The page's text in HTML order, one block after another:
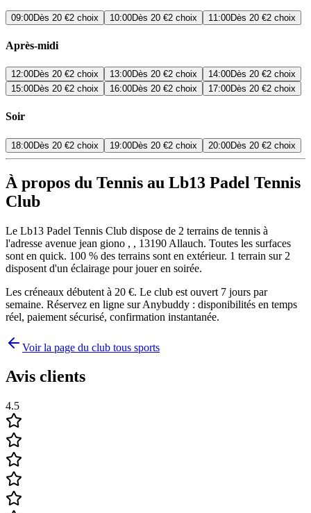
09:00Dès 20 €2 choix 10:00Dès 20 €2 choix 11:00Dès 20 €2 choix
Après-midi
12:00Dès 20 €2 choix 13:00Dès 20 €2 choix 14:00Dès 20 €2 choix
15:00Dès 20 €2 choix 16:00Dès 20 €2 choix 17:00Dès 20 €2 choix
Soir
18:00Dès 20 €2 choix 19:00Dès 20 €2 choix 20:00Dès 20 €2 choix
À propos du Tennis au Lb13 Padel Tennis
Club
Le Lb13 Padel Tennis Club dispose de 2 terrains de tennis à
l'adresse avenue jean giono , , 13190 Allauch. Toutes les surfaces
sont en quick. 100 % des terrains sont en extérieur. 1 terrain sur 2
disposent d'un éclairage pour jouer en soirée.
Les créneaux débutent à 20 €. Le club est ouvert 7 jours par
semaine. Réservez en ligne sur Anybuddy : disponibilités en temps
réel, paiement sécurisé, confirmation instantanée.
Voir la page du club tous sports
Avis clients
4.5